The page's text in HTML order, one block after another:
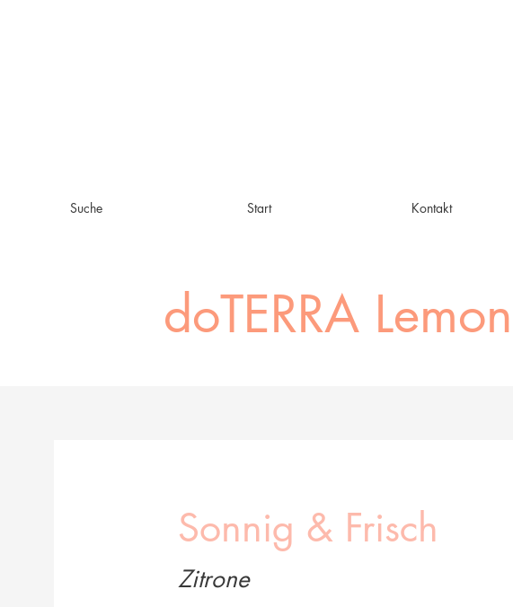
Suche Start Kontakt
doTERRA Lemon
Sonnig & Frisch
Zitrone